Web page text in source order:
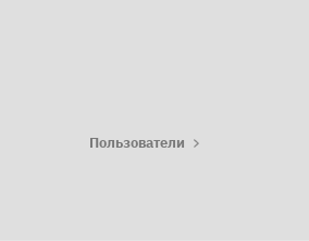
Пользователи